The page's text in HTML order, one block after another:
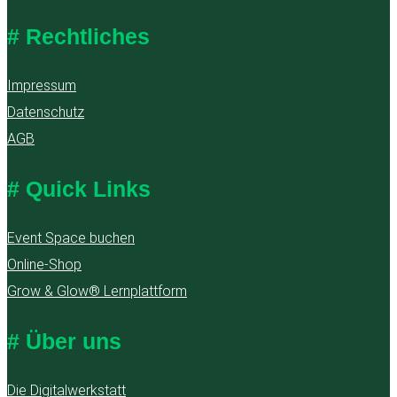
# Rechtliches
Impressum
Datenschutz
AGB
# Quick Links
Event Space buchen
Online-Shop
Grow & Glow® Lernplattform
# Über uns
Die Digitalwerkstatt